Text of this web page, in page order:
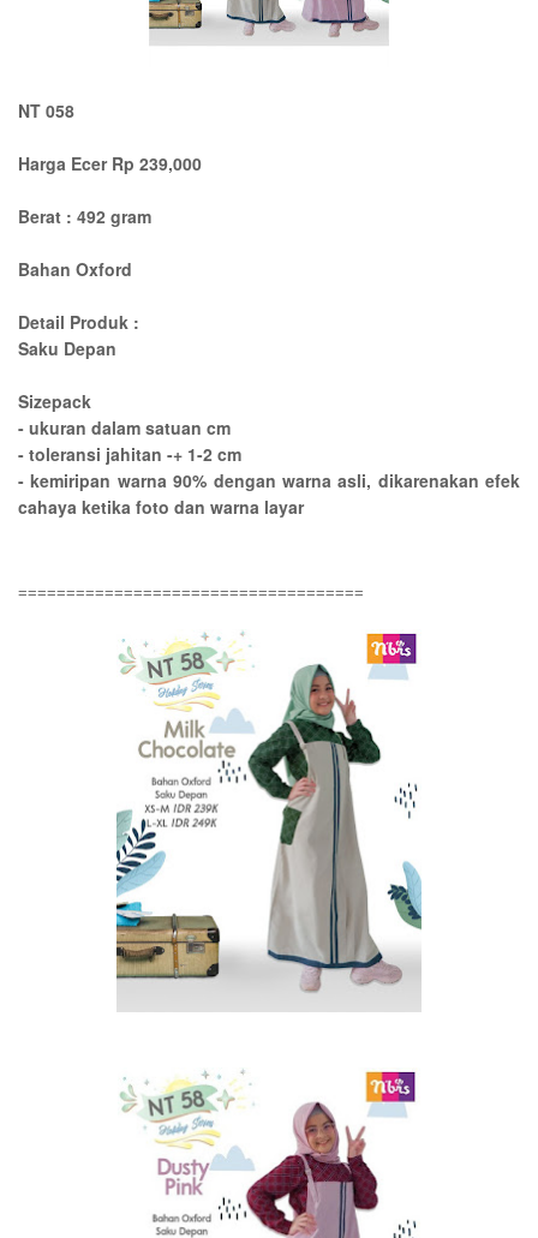
NT 058
Harga Ecer Rp 239,000
Berat : 492 gram
Bahan Oxford
Detail Produk :
Saku Depan
Sizepack
- ukuran dalam satuan cm
- toleransi jahitan -+ 1-2 cm
- kemiripan warna 90% dengan warna asli, dikarenakan efek
cahaya ketika foto dan warna layar
====================================